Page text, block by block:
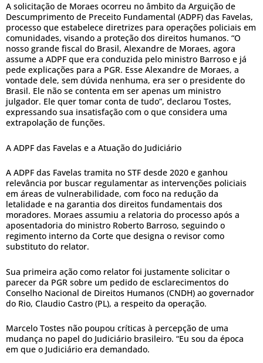
A solicitação de Moraes ocorreu no âmbito da Arguição de
Descumprimento de Preceito Fundamental (ADPF) das Favelas,
processo que estabelece diretrizes para operações policiais em
comunidades, visando a proteção dos direitos humanos. “O
nosso grande fiscal do Brasil, Alexandre de Moraes, agora
assume a ADPF que era conduzida pelo ministro Barroso e já
pede explicações para a PGR. Esse Alexandre de Moraes, a
vontade dele, sem dúvida nenhuma, era ser o presidente do
Brasil. Ele não se contenta em ser apenas um ministro
julgador. Ele quer tomar conta de tudo”, declarou Tostes,
expressando sua insatisfação com o que considera uma
extrapolação de funções.
A ADPF das Favelas e a Atuação do Judiciário
A ADPF das Favelas tramita no STF desde 2020 e ganhou
relevância por buscar regulamentar as intervenções policiais
em áreas de vulnerabilidade, com foco na redução da
letalidade e na garantia dos direitos fundamentais dos
moradores. Moraes assumiu a relatoria do processo após a
aposentadoria do ministro Roberto Barroso, seguindo o
regimento interno da Corte que designa o revisor como
substituto do relator.
Sua primeira ação como relator foi justamente solicitar o
parecer da PGR sobre um pedido de esclarecimentos do
Conselho Nacional de Direitos Humanos (CNDH) ao governador
do Rio, Claudio Castro (PL), a respeito da operação.
Marcelo Tostes não poupou críticas à percepção de uma
mudança no papel do Judiciário brasileiro. “Eu sou da época
em que o Judiciário era demandado.